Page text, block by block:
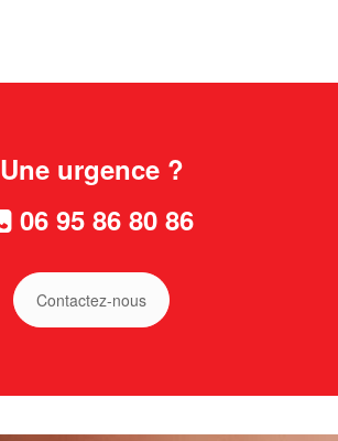
Une urgence ?
06 95 86 80 86
Contactez-nous